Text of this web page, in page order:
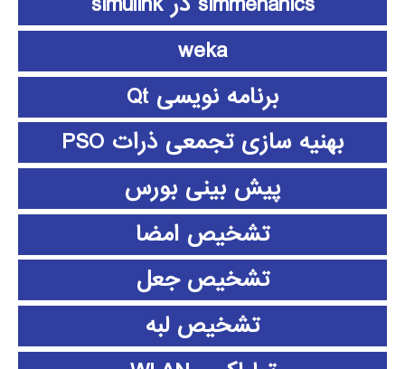
weka
برنامه نویسی Qt
بهنیه سازی تجمعی ذرات PSO
پیش بینی بورس
تشخیص امضا
تشخیص جعل
تشخیص لبه